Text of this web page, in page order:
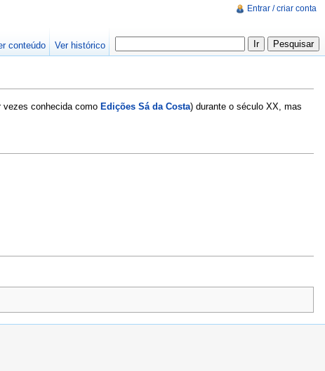
conhecida como Edições Sá da Costa) durante o século XX, mas
Entrar / criar conta
conteúdo Ver histórico